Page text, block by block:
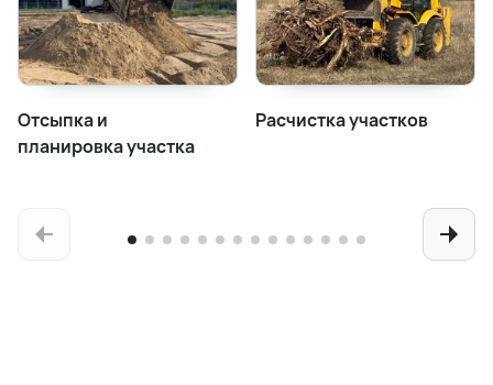
Отсыпка и
планировка участка
Расчистка участков